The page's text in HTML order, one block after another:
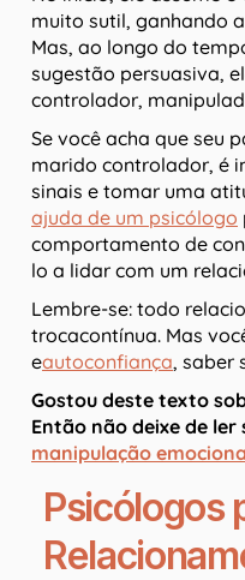
muito sutil, ganhando
Mas, ao longo do
sugestão persuasiva,
controlador,
Se você acha que seu
marido controlador, é
sinais e tomar uma
ajuda de um psicólogo
comportamento de
lo a lidar com um
Lembre-se: todo
trocacontínua. Mas
eautoconfiança, saber
Gostou deste texto
Então não deixe de ler
manipulação
Psicólogos